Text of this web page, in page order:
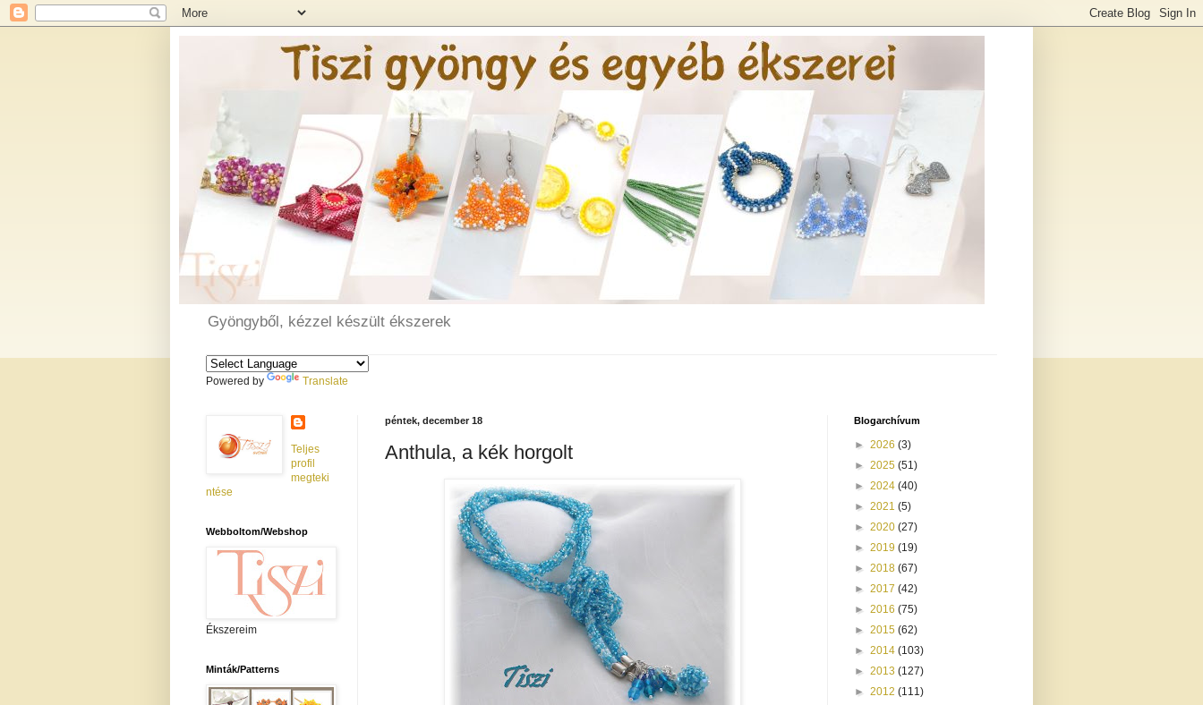
Gyöngyből, kézzel készült ékszerek
Powered by Translate
péntek, december 18
Anthula, a kék horgolt
Teljes
profil
megteki
ntése
Webboltom/Webshop
Ékszereim
Minták/Patterns
Blogarchívum
► 2026 (3)
► 2025 (51)
► 2024 (40)
► 2021 (5)
► 2020 (27)
► 2019 (19)
► 2018 (67)
► 2017 (42)
► 2016 (75)
► 2015 (62)
► 2014 (103)
► 2013 (127)
► 2012 (111)